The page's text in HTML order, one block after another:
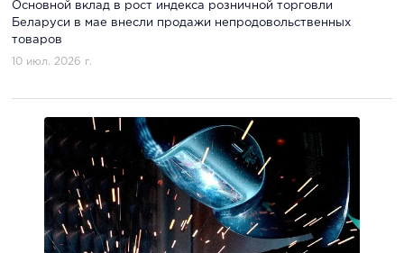
Основной вклад в рост индекса розничной торговли
Беларуси в мае внесли продажи непродовольственных
товаров
10 июл. 2026 г.